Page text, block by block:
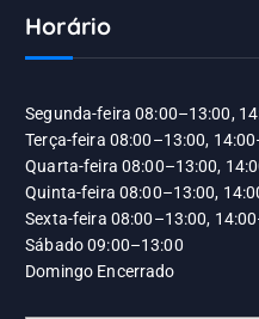
Horário
Segunda-feira 08:00–13:00,
Terça-feira 08:00–13:00,
Quarta-feira 08:00–13:00,
Quinta-feira 08:00–13:00,
Sexta-feira 08:00–13:00,
Sábado 09:00–13:00
Domingo Encerrado